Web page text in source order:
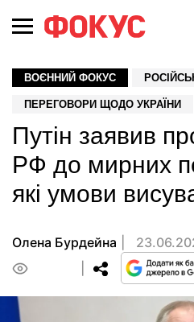
ВОЄННИЙ ФОКУС
ПЕРЕГОВОРИ ЩОДО УКРАЇНИ
Путін заявив
РФ до мирних
які умови
Олена Бурдейна